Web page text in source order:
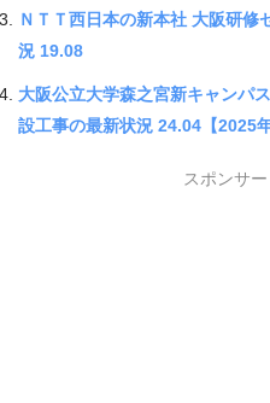
ＮＴＴ西日本の新本社 大阪研
況 19.08
大阪公立大学森之宮新キャンパ
設工事の最新状況 24.04【2025
スポンサ